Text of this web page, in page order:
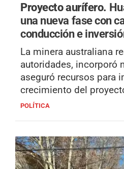
Proyecto aurífero.
una nueva fase con
conducción e
La minera australiana
autoridades, incorporó
aseguró recursos para
crecimiento del
POLÍTICA